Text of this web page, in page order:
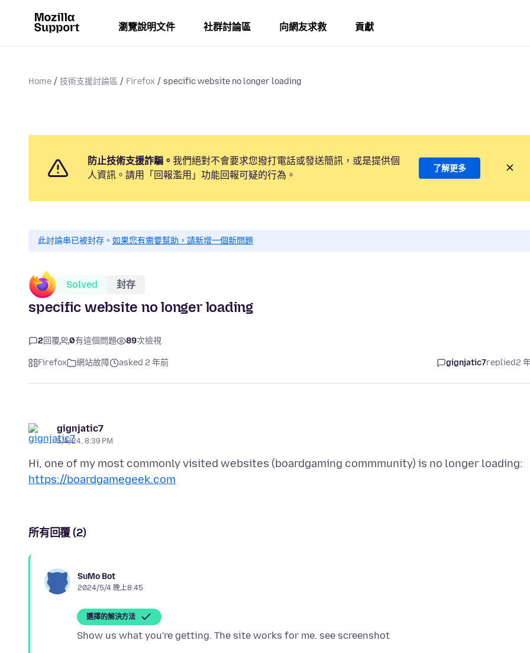
瀏覽說明文件 社群討論區 向網友求救 貢獻
Home 技術支援討論區 Firefox specific website no longer loading
防止技術支援詐騙。 我們絕對不會要求您撥打電話或發送簡訊，或是提供個
人資訊。請用「回報濫用」功能回報可疑的行為。
了解更多
此討論串已被封存。 如果您有需要幫助，請新增一個新問題
Solved 封存
specific website no longer loading
2回覆 0有這個問題 89次檢視
Firefox 網站故障 asked 2 年前 gignjatic7replied2
gignjatic7
5/4/24, 8:39 PM
https://boardgamegeek.com
所有回覆 (2)
SuMo Bot
2024/5/4 晚上8:45
選擇的解決方法